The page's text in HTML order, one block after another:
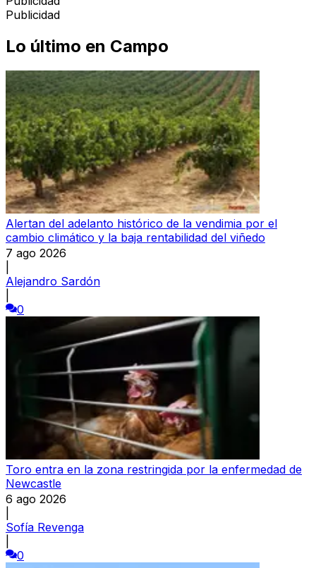
Publicidad
Lo último en Campo
Alertan del adelanto histórico de la vendimia por el
cambio climático y la baja rentabilidad del viñedo
7 ago 2026
Alejandro Sardón
0
Toro entra en la zona restringida por la enfermedad de
Newcastle
6 ago 2026
Sofía Revenga
0